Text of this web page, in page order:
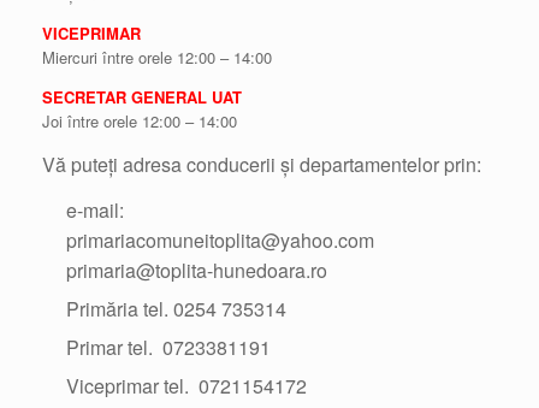
VICEPRIMAR
Miercuri între orele 12:00 – 14:00
SECRETAR GENERAL UAT
Joi între orele 12:00 – 14:00
Vă puteți adresa conducerii și departamentelor prin:
e-mail:
primariacomuneitoplita@yahoo.com
primaria@toplita-hunedoara.ro
Primăria tel. 0254 735314
Primar tel. 0723381191
Viceprimar tel. 0721154172